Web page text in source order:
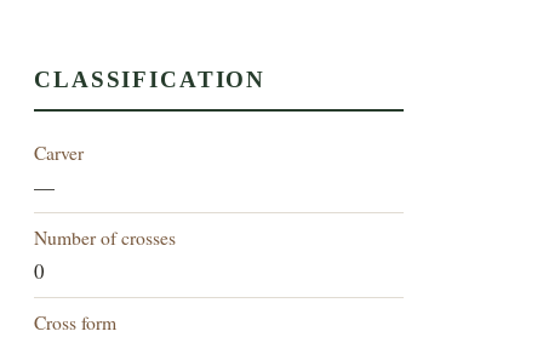
CLASSIFICATION
Carver
—
Number of crosses
0
Cross form